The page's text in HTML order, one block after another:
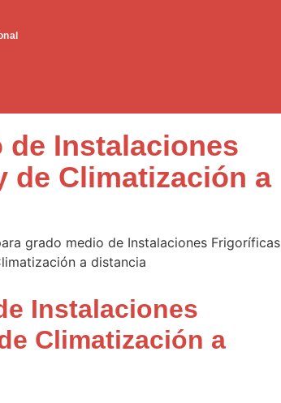
de Instalaciones
de Climatización a
Instalaciones
Climatización a